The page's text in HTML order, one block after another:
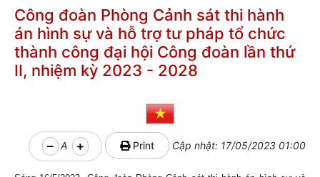
Công đoàn Phòng Cảnh sát thi hành
án hình sự và hỗ trợ tư pháp tổ chức
thành công đại hội Công đoàn lần thứ
II, nhiệm kỳ 2023 - 2028
A Print Cập nhật: 17/05/2023 01:00